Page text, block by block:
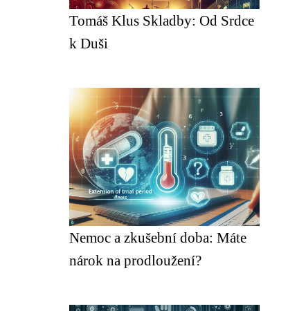
Tomáš Klus Skladby: Od Srdce
k Duši
Nemoc a zkušební doba: Máte
nárok na prodloužení?